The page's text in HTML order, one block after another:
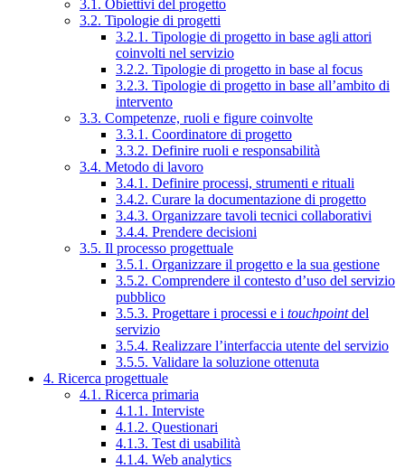
3.1. Obiettivi del progetto
3.2. Tipologie di progetti
3.2.1. Tipologie di progetto in base agli attori
coinvolti nel servizio
3.2.2. Tipologie di progetto in base al focus
3.2.3. Tipologie di progetto in base all’ambito di
intervento
3.3. Competenze, ruoli e figure coinvolte
3.3.1. Coordinatore di progetto
3.3.2. Definire ruoli e responsabilità
3.4. Metodo di lavoro
3.4.1. Definire processi, strumenti e rituali
3.4.2. Curare la documentazione di progetto
3.4.3. Organizzare tavoli tecnici collaborativi
3.4.4. Prendere decisioni
3.5. Il processo progettuale
3.5.1. Organizzare il progetto e la sua gestione
3.5.2. Comprendere il contesto d’uso del servizio
pubblico
3.5.3. Progettare i processi e i touchpointdel
servizio
3.5.4. Realizzare l’interfaccia utente del servizio
3.5.5. Validare la soluzione ottenuta
4. Ricerca progettuale
4.1. Ricerca primaria
4.1.1. Interviste
4.1.2. Questionari
4.1.3. Test di usabilità
4.1.4. Web analytics